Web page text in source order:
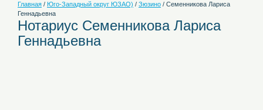
Главная / Юго-Западный округ ЮЗАО) / Зюзино / Семенникова Лариса
Геннадьевна
Нотариус Семенникова Лариса
Геннадьевна